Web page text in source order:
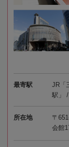
最寄駅
JR「
駅」
所在地
〒
会館